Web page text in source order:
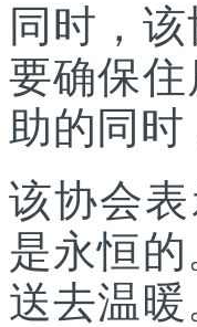
同时，
要确保
助的同
该协会
是永恒
送去温